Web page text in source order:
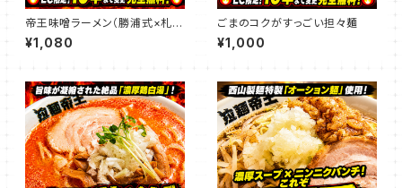
帝王味噌ラーメン（勝浦式×札幌
味噌）
¥1,080
ごまのコクがすっごい担々麺
¥1,000